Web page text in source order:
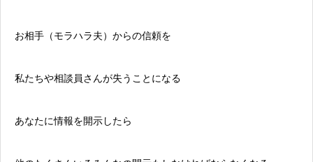
お相手（モラハラ夫）からの信頼を
私たちや相談員さんが失うことになる
あなたに情報を開示したら